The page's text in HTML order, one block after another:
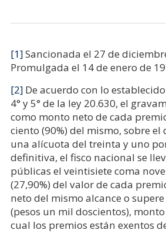
[1]Sancionada el 27 de
Promulgada el 14 de enero de
[2]De acuerdo con lo
4° y 5° de la ley 20.630, el
como monto neto de cada
ciento (90%) del mismo, sobre el
una alícuota del treinta y uno
definitiva, el fisco nacional se
públicas el veintisiete coma
(27,90%) del valor de cada
neto del mismo alcance o supere
(pesos un mil doscientos),
cual los premios están exentos